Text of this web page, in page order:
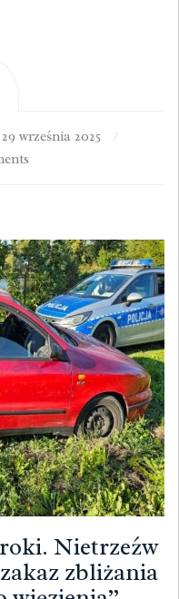
29 września 2025
/
Nietrzeźw
zbliżania